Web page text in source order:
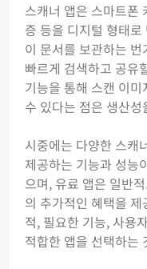
스캐너 앱은 스마트폰
증 등을 디지털 형태
이 문서를 보관하는
빠르게 검색하고 공유
기능을 통해 스캔 이
수 있다는 점은 생산
시중에는 다양한 스캐
제공하는 기능과 성능
으며, 유료 앱은 일반
의 추가적인 혜택을
적, 필요한 기능, 사용
적합한 앱을 선택하는